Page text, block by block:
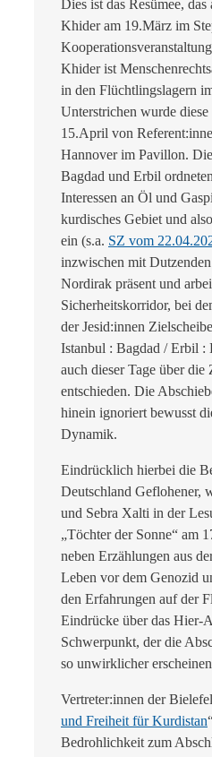
Dies ist das Resümee,
Khider am 19.März im
Khider ist
in den Flüchtlingslagern
Unterstrichen wurde
15.April von
Hannover im Pavillon.
Bagdad und Erbil
Interessen an Öl und
kurdisches Gebiet und
ein (s.a. SZ vom
inzwischen mit
Nordirak präsent und
Sicherheitskorridor, bei
der Jesid:innen
Istanbul : Bagdad / Erbil :
auch dieser Tage über die
entschieden. Die
hinein ignoriert bewusst
Dynamik.
Eindrücklich hierbei die
Deutschland Geflohener,
und Sebra Xalti in der
„Töchter der Sonne“ am
neben Erzählungen aus
Leben vor dem Genozid
den Erfahrungen auf der
Eindrücke über das Hier-
Schwerpunkt, der die
so unwirklicher
Vertreter:innen der
und Freiheit für Kurdistan
Bedrohlichkeit zum